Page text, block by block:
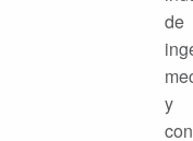
de
y